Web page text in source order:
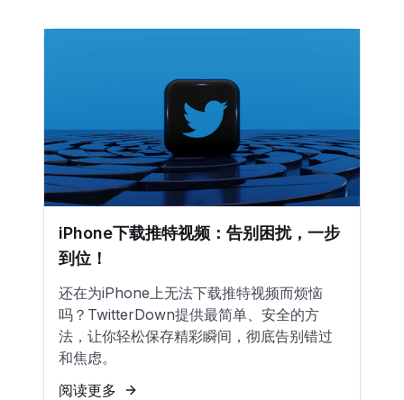
iPhone下载推特视频：告别困扰，一步
到位！
还在为iPhone上无法下载推特视频而烦恼
吗？TwitterDown提供最简单、安全的方
法，让你轻松保存精彩瞬间，彻底告别错过
和焦虑。
阅读更多